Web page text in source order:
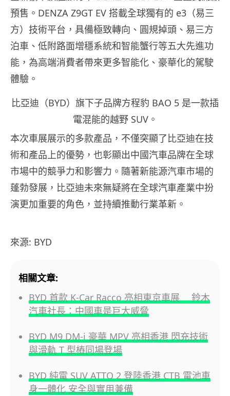
預售。DENZA Z9GT EV 搭載全球獨有的 e3（易三
方）技術平台，具備極致轉向、圓規掉頭、易三方
泊車、低附路面增穩系統和智能蟹行等五大先進功
能，為高端消費者帶來更多智能化、豪華化的駕駛
體驗。
比亞迪（BYD）旗下子品牌方程豹 BAO 5 是一款插
電混能的越野 SUV。
本次車展展示的多款產品，不僅突顯了比亞迪在技
術和產品上的優勢，也彰顯出中國汽車品牌在全球
市場中的競爭力和影響力。隨著新能源汽車市場的
蓬勃發展，比亞迪未來無疑將在全球汽車產業中扮
演更加重要的角色，並持續推動行業革新。
來源: BYD
相關文章:
BYD 首款 K-Car Racco 亮相東京車展 鈴木
汽車社長：中國車是巨大威脅
BYD M9 DM-i 豪華 MPV 亮相香港 閃充技術
與滑軌 T 型樁同場登場
BYD 純電 SUV ATTO 2 登陸香港 CTB 電池車
身一體化 安全與實用兼備